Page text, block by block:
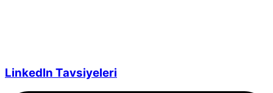
LinkedIn Tavsiyeleri